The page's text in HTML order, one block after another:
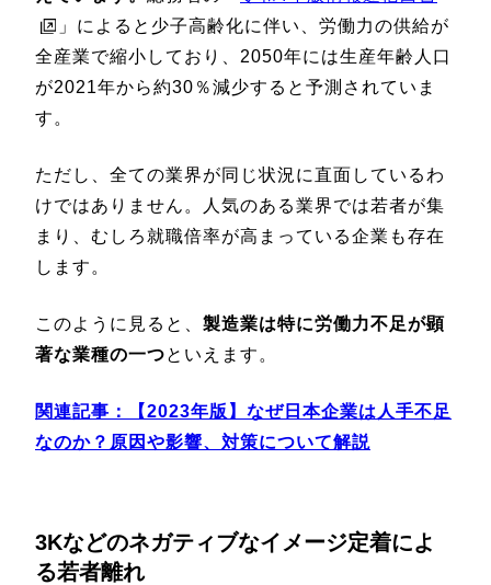
」によると少子高齢化に伴い、労働力の供給が
全産業で縮小しており、2050年には生産年齢人口
が2021年から約30％減少すると予測されていま
す。
ただし、全ての業界が同じ状況に直面しているわ
けではありません。人気のある業界では若者が集
まり、むしろ就職倍率が高まっている企業も存在
します。
このように見ると、 製造業は特に労働力不足が顕
著な業種の一つといえます。
関連記事：
【2023年版】なぜ日本企業は人手不足
なのか？原因や影響、対策について解説
3Kなどのネガティブなイメージ定着によ
る若者離れ